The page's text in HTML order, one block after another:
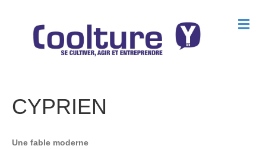
M
e
CYPRIEN
Une fable moderne